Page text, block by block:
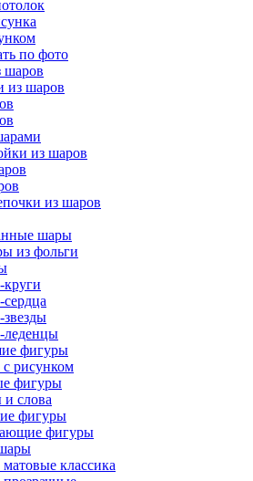
по фото
шаров
из шаров
из шаров
из шаров
шары
из фольги
фигуры
рисунком
фигуры
слова
фигуры
фигуры
классика